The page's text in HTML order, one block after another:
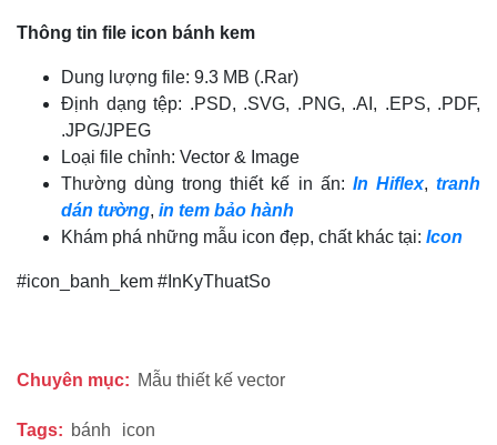
Thông tin file icon bánh kem
Dung lượng file: 9.3 MB (.Rar)
Định dạng tệp: .PSD, .SVG, .PNG, .AI, .EPS, .PDF,
.JPG/JPEG
Loại file chỉnh: Vector & Image
Thường dùng trong thiết kế in ấn: In Hiflex,tranh
dán tường, in tem bảo hành
Khám phá những mẫu icon đẹp, chất khác tại: Icon
#icon_banh_kem #InKyThuatSo
Chuyên mục: Mẫu thiết kế vector
Tags: bánh icon